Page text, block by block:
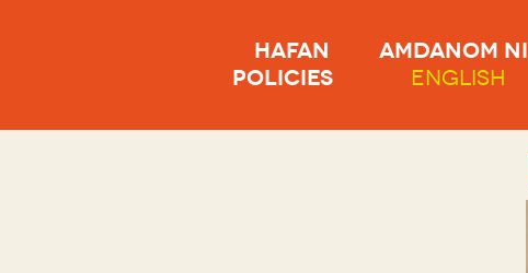
HAFAN AMDANOM NI
POLICIES
ENGLISH